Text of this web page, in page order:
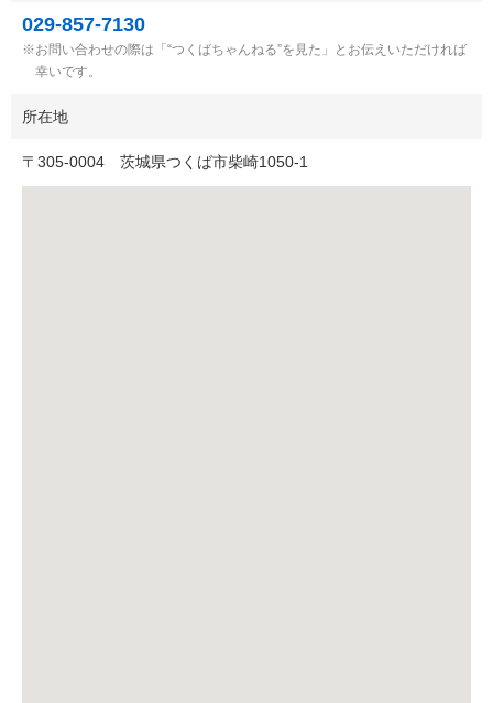
029-857-7130
お問い合わせの際は「“つくばちゃんねる”を見た」とお伝えいただければ
幸いです。
所在地
〒 305-0004 茨城県つくば市柴崎1050-1